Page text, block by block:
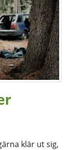
klär ut sig,